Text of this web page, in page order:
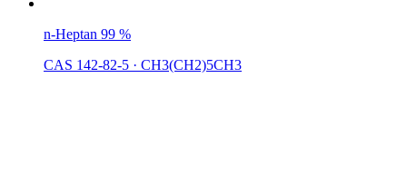
n-Heptan 99 %
CAS 142-82-5 · CH3(CH2)5CH3